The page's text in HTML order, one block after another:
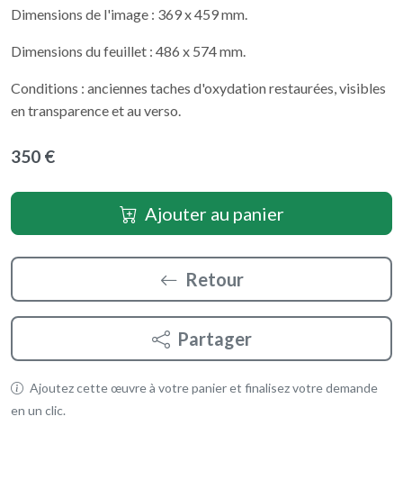
Dimensions de l'image : 369 x 459 mm.
Dimensions du feuillet : 486 x 574 mm.
Conditions : anciennes taches d'oxydation restaurées, visibles
en transparence et au verso.
350 €
Ajouter au panier
Retour
Partager
Ajoutez cette œuvre à votre panier et finalisez votre demande
en un clic.